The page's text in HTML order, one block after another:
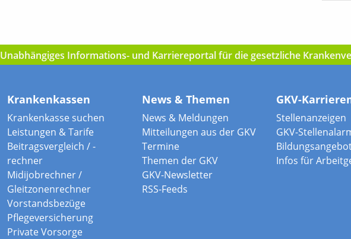
Unabhängiges Informations- und Karriereportal für die gesetzliche
Krankenkassen
Krankenkasse suchen
Leistungen & Tarife
Beitragsvergleich / -
rechner
Midijobrechner /
Gleitzonenrechner
Vorstandsbezüge
Pflegeversicherung
Private Vorsorge
News & Themen
News & Meldungen
Mitteilungen aus der GKV
Termine
Themen der GKV
GKV-Newsletter
RSS-Feeds
GKV-
Stellenanzeigen
GKV-
Infos für